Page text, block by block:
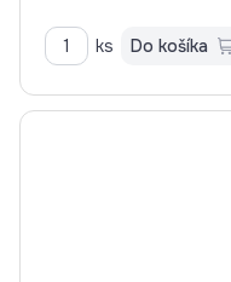
ks Do košíka